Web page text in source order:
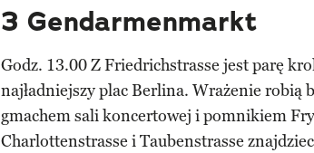
3 Gendarmenmarkt
Godz. 13.00 Z Friedrichstrasse jest parę
najładniejszy plac Berlina. Wrażenie robią
gmachem sali koncertowej i pomnikiem
Charlottenstrasse i Taubenstrasse